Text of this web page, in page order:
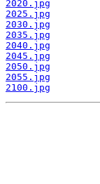
2020.jpg
2025.jpg
2030.jpg
2035.jpg
2040.jpg
2045.jpg
2050.jpg
2055.jpg
2100.jpg